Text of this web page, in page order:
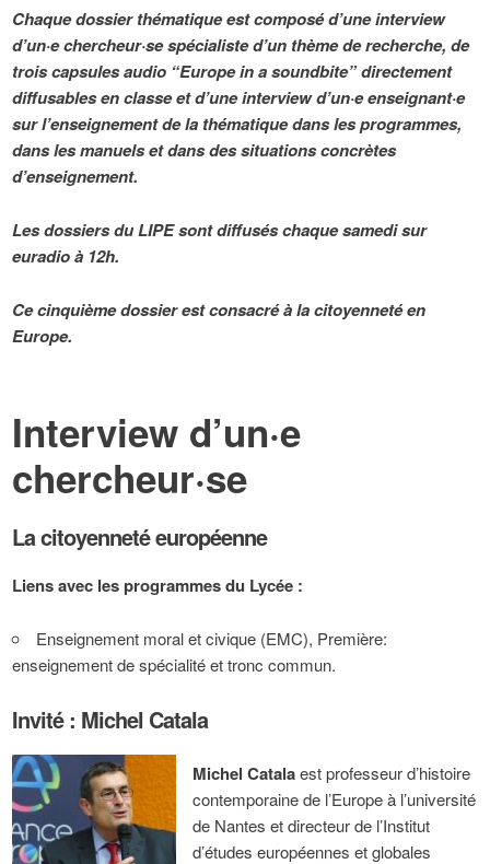
Chaque dossier thématique est composé d’une interview
d’un·e chercheur·se spécialiste d’un thème de recherche, de
trois capsules audio “Europe in a soundbite” directement
diffusables en classe et d’une interview d’un·e enseignant·e
sur l’enseignement de la thématique dans les programmes,
dans les manuels et dans des situations concrètes
d’enseignement.
Les dossiers du LIPE sont diffusés chaque samedi sur
euradio à 12h.
Ce cinquième dossier est consacré à la citoyenneté en
Europe.
Interview d’un·e
chercheur·se
La citoyenneté européenne
Liens avec les programmes du Lycée :
Enseignement moral et civique (EMC), Première:
enseignement de spécialité et tronc commun.
Invité : Michel Catala
Michel Catalaest professeur d’histoire
contemporaine de l’Europe à l’université
de Nantes et directeur de l’Institut
d’études européennes et globales